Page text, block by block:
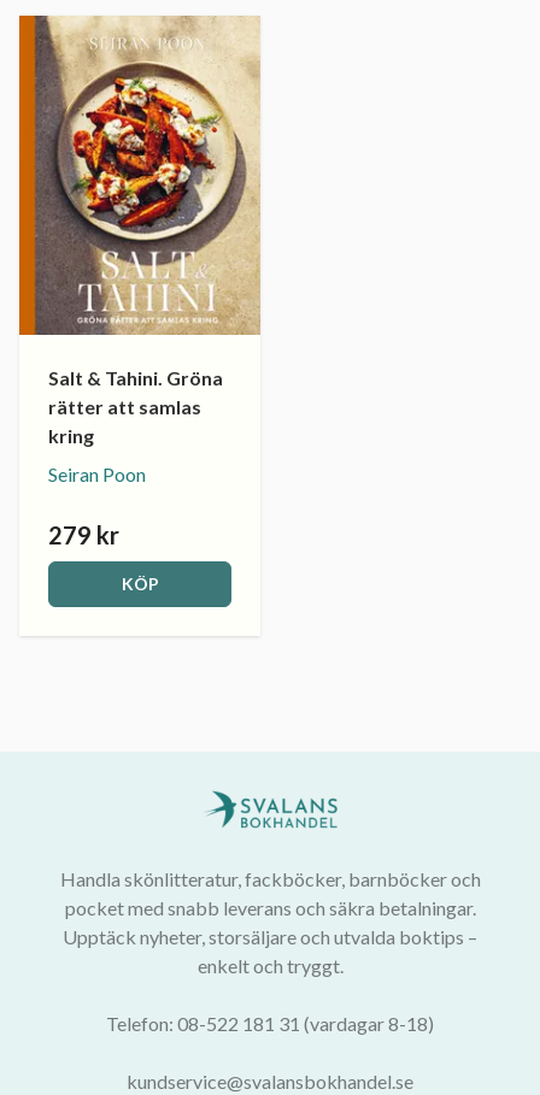
Salt & Tahini. Gröna
rätter att samlas
kring
Seiran Poon
279 kr
KÖP
Handla skönlitteratur, fackböcker, barnböcker och
pocket med snabb leverans och säkra betalningar.
Upptäck nyheter, storsäljare och utvalda boktips –
enkelt och tryggt.
Telefon: 08-522 181 31 (vardagar 8-18)
kundservice@svalansbokhandel.se